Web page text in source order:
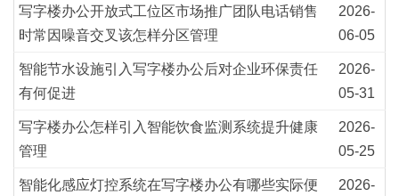
写字楼办公开放式工位区市场推广团队电话销售
时常因噪音交叉该怎样分区管理
2026-
06-05
智能节水设施引入写字楼办公后对企业环保责任
有何促进
2026-
05-31
写字楼办公怎样引入智能饮食监测系统提升健康
管理
2026-
05-25
智能化感应灯控系统在写字楼办公有哪些实际便
2026-